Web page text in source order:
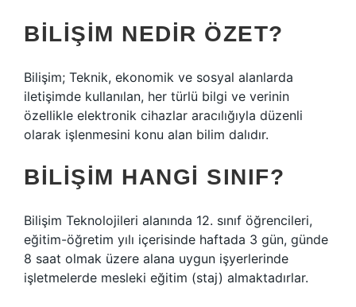
BILIŞIM NEDIR ÖZET?
Bilişim; Teknik, ekonomik ve sosyal alanlarda
iletişimde kullanılan, her türlü bilgi ve verinin
özellikle elektronik cihazlar aracılığıyla düzenli
olarak işlenmesini konu alan bilim dalıdır.
BILIŞIM HANGI SINIF?
Bilişim Teknolojileri alanında 12. sınıf öğrencileri,
eğitim-öğretim yılı içerisinde haftada 3 gün, günde
8 saat olmak üzere alana uygun işyerlerinde
işletmelerde mesleki eğitim (staj) almaktadırlar.